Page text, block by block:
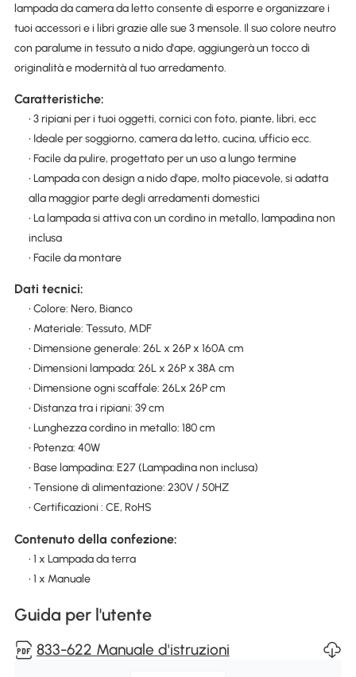
lampada da camera da letto consente di esporre e organizzare i
tuoi accessori e i libri grazie alle sue 3 mensole. Il suo colore neutro
con paralume in tessuto a nido d'ape, aggiungerà un tocco di
originalità e modernità al tuo arredamento.
Caratteristiche:
• 3 ripiani per i tuoi oggetti, cornici con foto, piante, libri, ecc
• Ideale per soggiorno, camera da letto, cucina, ufficio ecc.
• Facile da pulire, progettato per un uso a lungo termine
• Lampada con design a nido d'ape, molto piacevole, si adatta
alla maggior parte degli arredamenti domestici
• La lampada si attiva con un cordino in metallo, lampadina non
inclusa
• Facile da montare
Dati tecnici:
• Colore: Nero, Bianco
• Materiale: Tessuto, MDF
• Dimensione generale: 26L x 26P x 160A cm
• Dimensioni lampada: 26L x 26P x 38A cm
• Dimensione ogni scaffale: 26Lx 26P cm
• Distanza tra i ripiani: 39 cm
• Lunghezza cordino in metallo: 180 cm
• Potenza: 40W
• Base lampadina: E27 (Lampadina non inclusa)
• Tensione di alimentazione: 230V / 50HZ
• Certificazioni : CE, RoHS
Contenuto della confezione:
• 1 x Lampada da terra
• 1 x Manuale
Guida per l'utente
833-622 Manuale d'istruzioni